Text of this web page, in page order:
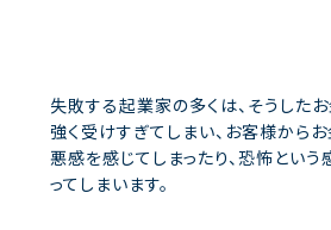
失敗する起業家の多くは、そうした
強く受けすぎてしまい、お客様から
悪感を感じてしまったり、恐怖とい
ってしまいます。